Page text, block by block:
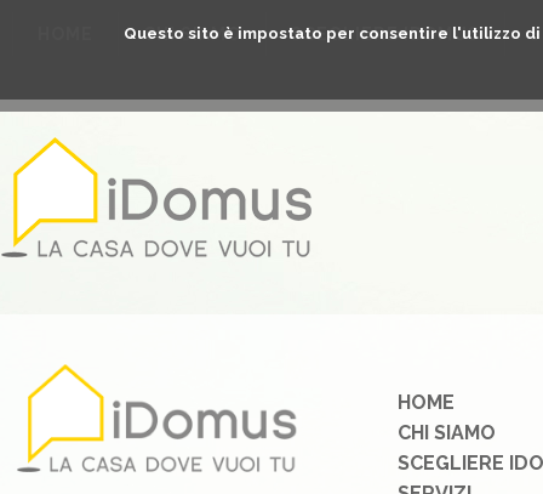
Questo sito è impostato per consentire l'utilizzo
CHI SIAMO SCEGLIERE IDOMUS
HOME
CHI SIAMO
SCEGLIERE